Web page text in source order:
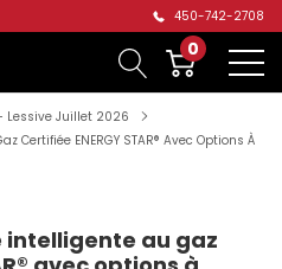
450-742-2708
0
Lessive Juillet 2026
Certifiée ENERGY STAR® Avec Options À
intelligente au gaz